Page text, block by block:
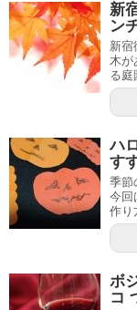
新
ン
新宿
木が
る庭
ハ
す
季節
今回
作り
ボ
コ